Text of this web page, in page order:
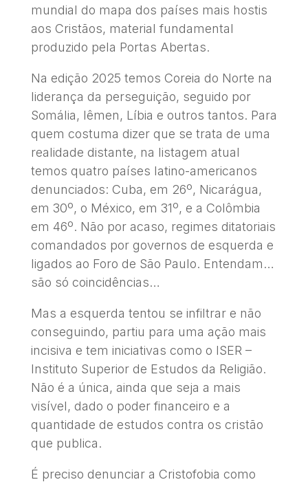
mundial do mapa dos países mais hostis
aos Cristãos, material fundamental
produzido pela Portas Abertas.
Na edição 2025 temos Coreia do Norte na
liderança da perseguição, seguido por
Somália, Iêmen, Líbia e outros tantos. Para
quem costuma dizer que se trata de uma
realidade distante, na listagem atual
temos quatro países latino-americanos
denunciados: Cuba, em 26º, Nicarágua,
em 30º, o México, em 31º, e a Colômbia
em 46º. Não por acaso, regimes ditatoriais
comandados por governos de esquerda e
ligados ao Foro de São Paulo. Entendam…
são só coincidências…
Mas a esquerda tentou se infiltrar e não
conseguindo, partiu para uma ação mais
incisiva e tem iniciativas como o ISER –
Instituto Superior de Estudos da Religião.
Não é a única, ainda que seja a mais
visível, dado o poder financeiro e a
quantidade de estudos contra os cristão
que publica.
É preciso denunciar a Cristofobia como